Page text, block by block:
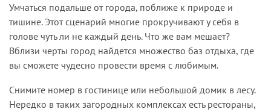
Умчаться подальше от города, поближе к природе и
тишине. Этот сценарий многие прокручивают у себя в
голове чуть ли не каждый день. Что же вам мешает?
Вблизи черты город найдется множество баз отдыха, где
вы сможете чудесно провести время с любимым.
Снимите номер в гостинице или небольшой домик в лесу.
Нередко в таких загородных комплексах есть рестораны,